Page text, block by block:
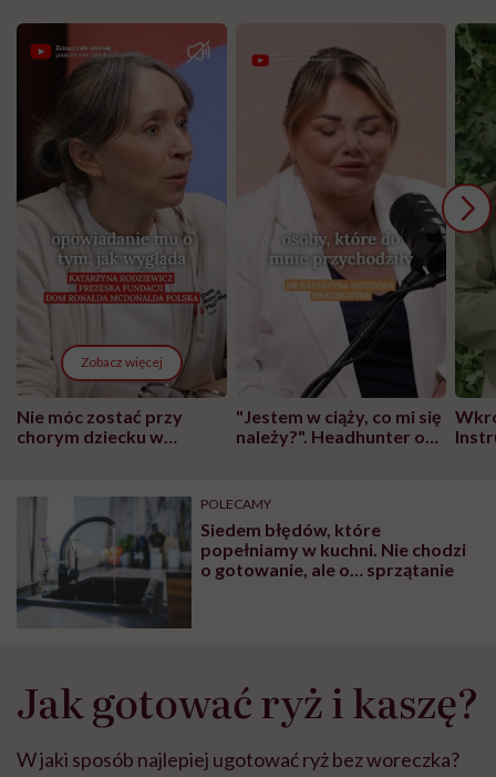
Zobacz więcej
Nie móc zostać przy
chorym dziecku w
może chyba tylko
głupota i brak
wyobraźni"
"Jestem w ciąży, co mi się
należy?". Headhunter o
pracy
POLECAMY
Siedem błędów, które
popełniamy w kuchni. Nie chodzi
o gotowanie, ale o… sprzątanie
Jak gotować ryż i kaszę?
W jaki sposób najlepiej ugotować ryż bez woreczka?